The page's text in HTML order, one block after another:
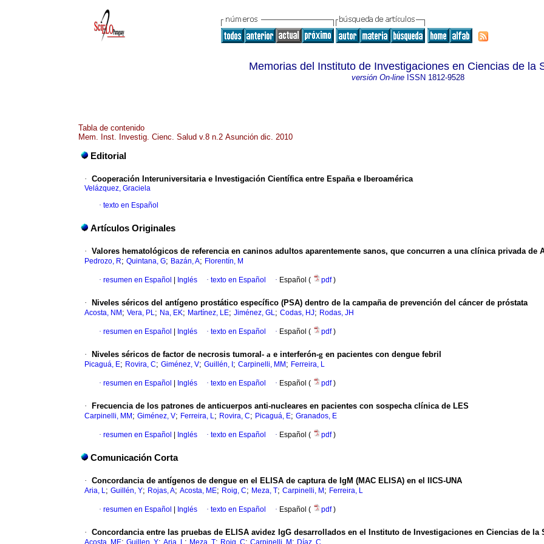
Memorias del Instituto de Investigaciones en Ciencias de la
versión On-line ISSN 1812-9528
Tabla de contenido
Mem. Inst. Investig. Cienc. Salud v.8 n.2 Asunción dic. 2010
Editorial
· Cooperación Interuniversitaria e Investigación Científica entre España e Iberoamérica
Velázquez, Graciela
· texto en Español
Artículos Originales
· Valores hematológicos de referencia en caninos adultos aparentemente sanos, que concurren a una clínica privada de
Pedrozo, R; Quintana, G; Bazán, A; Florentín, M
· resumen en Español Inglés · texto en Español · Español ( pdf)
· Niveles séricos del antígeno prostático específico (PSA) dentro de la campaña de prevención del cáncer de próstata
Acosta, NM ; Vera, PL; Na, EK; Martínez, LE; Jiménez, GL; Codas, HJ; Rodas, JH
· resumen en Español Inglés · texto en Español · Español ( pdf)
· Niveles séricos de factor de necrosis tumoral- a e interferón-g en pacientes con dengue febril
Picaguá, E; Rovira, C; Giménez, V; Guillén, I ; Carpinelli, MM ; Ferreira, L
· resumen en Español Inglés · texto en Español · Español ( pdf)
· Frecuencia de los patrones de anticuerpos anti-nucleares en pacientes con sospecha clínica de LES
Carpinelli, MM ; Giménez, V; Ferreira, L; Rovira, C; Picaguá, E; Granados, E
· resumen en Español Inglés · texto en Español · Español ( pdf)
Comunicación Corta
· Concordancia de antígenos de dengue en el ELISA de captura de IgM (MAC ELISA) en el IICS-UNA
Aria, L; Guillén, Y; Rojas, A; Acosta, ME; Roig, C; Meza, T; Carpinelli, M ; Ferreira, L
· resumen en Español Inglés · texto en Español · Español ( pdf)
· Concordancia entre las pruebas de ELISA avidez IgG desarrollados en el Instituto de Investigaciones en Ciencias de la
; ; ; ; ; ;